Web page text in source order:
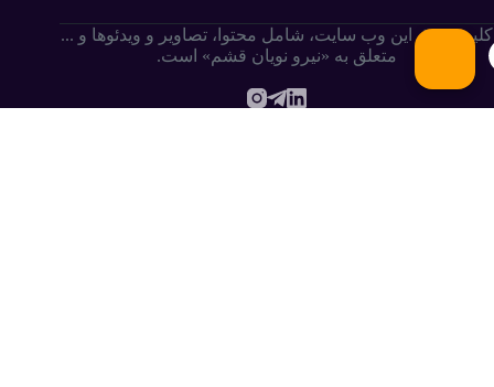
کلیه حقوق این وب سایت،‌ شامل محتوا، تصاویر و ویدئوها و ...
متعلق به «نیرو نویان قشم» است.